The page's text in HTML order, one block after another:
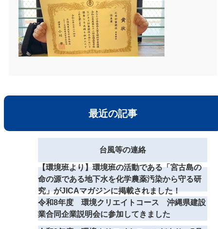
最近の記事
台風等の連絡
【環境班より】環境班の活動である「宮古島の
命の源である地下水を化学農薬汚染から守る研
究」がJICAマガジンに掲載されました！
令和8年度 環境クリエイトコース 沖縄県建設
業合同企業説明会に参加してきました